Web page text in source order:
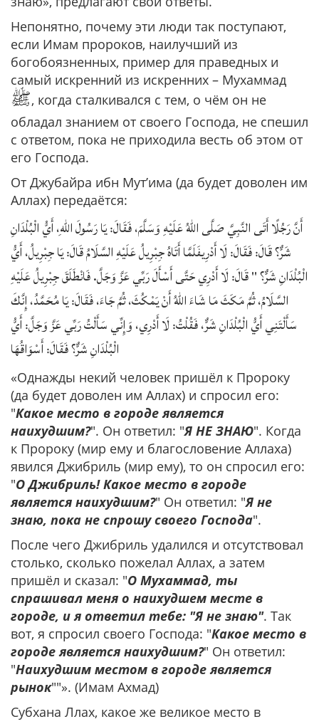
Непонятно, почему эти люди так поступают,
если Имам пророков, наилучший из
богобоязненных, пример для праведных и
самый искренний из искренних – Мухаммад
ﷺ, когда сталкивался с тем, о чём он не
обладал знанием от своего Господа, не спешил
с ответом, пока не приходила весть об этом от
его Господа.
От Джубайра ибн Мут’има (да будет доволен им
Аллах) передаётся:
أَنَّ رَجُلًا أَتَى النَّبِيَّ صَلَّى اللهُ عَلَيْهِ وَسَلَّمَ، فَقَالَ: يَا رَسُولَ اللهِ، أَيُّ الْبُلْدَانِ
شَرٌّ؟ قَالَ: فَقَالَ: لَا أَدْرِيفَلَمَّا أَتَاهُ جِبْرِيلُ عَلَيْهِ السَّلَامُ قَالَ: يَا جِبْرِيلُ، أَيُّ
الْبُلْدَانِ شَرٌّ؟ " قَالَ: لَا أَدْرِي حَتَّى أَسْأَلَ رَبِّي عَزَّ وَجَلَّ. فَانْطَلَقَ جِبْرِيلُ عَلَيْهِ
السَّلَامُ، ثُمَّ مَكَثَ مَا شَاءَ اللهُ أَنْ يَمْكُثَ، ثُمَّ جَاءَ، فَقَالَ: يَا مُحَمَّدُ، إِنَّكَ
سَأَلْتَنِي أَيُّ الْبُلْدَانِ شَرٌّ، فَقُلْتُ: لَا أَدْرِي، وَإِنِّي سَأَلْتُ رَبِّي عَزَّ وَجَلَّ: أَيُّ
الْبُلْدَانِ شَرٌّ؟ فَقَالَ: أَسْوَاقُهَا
«Однажды некий человек пришёл к Пророку
(да будет доволен им Аллах) и спросил его:
"Какое место в городе является
наихудшим?". Он ответил: "Я НЕ ЗНАЮ". Когда
к Пророку (мир ему и благословение Аллаха)
явился Джибриль (мир ему), то он спросил его:
"О Джибриль! Какое место в городе
является наихудшим?" Он ответил: "Я не
знаю, пока не спрошу своего Господа".
После чего Джибриль удалился и отсутствовал
столько, сколько пожелал Аллах, а затем
пришёл и сказал: "О Мухаммад, ты
спрашивал меня о наихудшем месте в
городе, и я ответил тебе: "Я не знаю". Так
вот, я спросил своего Господа: "Какое место в
городе является наихудшим?" Он ответил:
"Наихудшим местом в городе является
рынок""». (Имам Ахмад)
Субхана Ллах, какое же великое место в